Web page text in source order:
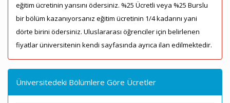
eğitim ücretinin yarısını ödersiniz. %25 Ücretli veya %25 Burslu
bir bölüm kazanıyorsanız eğitim ücretinin 1/4 kadarını yani
dörte birini ödersiniz. Uluslararası öğrenciler için belirlenen
fiyatlar üniversitenin kendi sayfasında ayrıca ilan edilmektedir.
Üniversitedeki Bölümlere Göre Ücretler